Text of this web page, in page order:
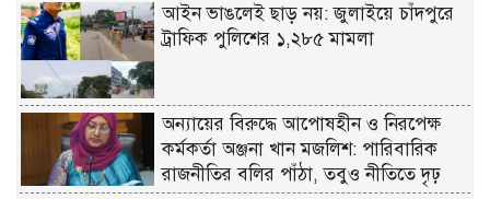
আইন ভাঙলেই ছাড় নয়: জুলাইয়ে চাঁদপুরে
ট্রাফিক পুলিশের ১,২৮৫ মামলা
অন্যায়ের বিরুদ্ধে আপোষহীন ও নিরপেক্ষ
কর্মকর্তা অঞ্জনা খান মজলিশ: পারিবারিক
রাজনীতির বলির পাঁঠা, তবুও নীতিতে দৃঢ়